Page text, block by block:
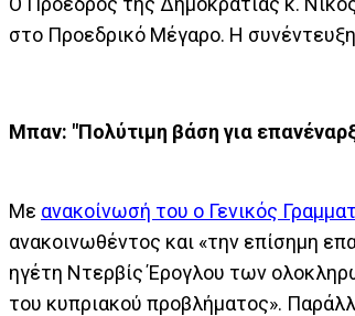
στο Προεδρικό Μέγαρο. H
Μπαν: "Πολύτιμη βάση για
Με ανακοίνωσή του ο Γενικός
ανακοινωθέντος και «την επίσημη
ηγέτη Ντερβίς Έρογλου των
του κυπριακού προβλήματος».